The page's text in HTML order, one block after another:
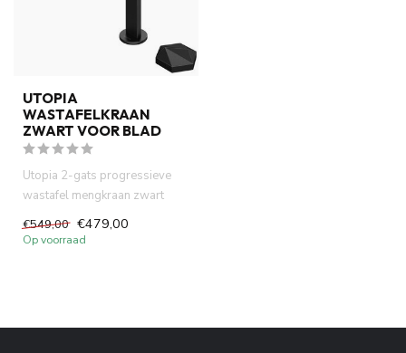
UTOPIA
WASTAFELKRAAN
ZWART VOOR BLAD
Utopia 2-gats progressieve
wastafel mengkraan zwart
kraangat in het blad. Uniek...
€549,00 €479,00
Op voorraad